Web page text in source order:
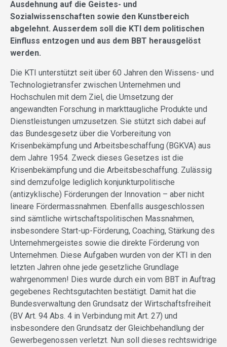
Ausdehnung auf die Geistes- und
Sozialwissenschaften sowie den Kunstbereich
abgelehnt. Ausserdem soll die KTI dem politischen
Einfluss entzogen und aus dem BBT herausgelöst
werden.
Die KTI unterstützt seit über 60 Jahren den Wissens- und
Technologietransfer zwischen Unternehmen und
Hochschulen mit dem Ziel, die Umsetzung der
angewandten Forschung in markttaugliche Produkte und
Dienstleistungen umzusetzen. Sie stützt sich dabei auf
das Bundesgesetz über die Vorbereitung von
Krisenbekämpfung und Arbeitsbeschaffung (BGKVA) aus
dem Jahre 1954. Zweck dieses Gesetzes ist die
Krisenbekämpfung und die Arbeitsbeschaffung. Zulässig
sind demzufolge lediglich konjunkturpolitische
(antizyklische) Förderungen der Innovation – aber nicht
lineare Fördermassnahmen. Ebenfalls ausgeschlossen
sind sämtliche wirtschaftspolitischen Massnahmen,
insbesondere Start-up-Förderung, Coaching, Stärkung des
Unternehmergeistes sowie die direkte Förderung von
Unternehmen. Diese Aufgaben wurden von der KTI in den
letzten Jahren ohne jede gesetzliche Grundlage
wahrgenommen! Dies wurde durch ein vom BBT in Auftrag
gegebenes Rechtsgutachten bestätigt. Damit hat die
Bundesverwaltung den Grundsatz der Wirtschaftsfreiheit
(BV Art. 94 Abs. 4 in Verbindung mit Art. 27) und
insbesondere den Grundsatz der Gleichbehandlung der
Gewerbegenossen verletzt. Nun soll dieses rechtswidrige